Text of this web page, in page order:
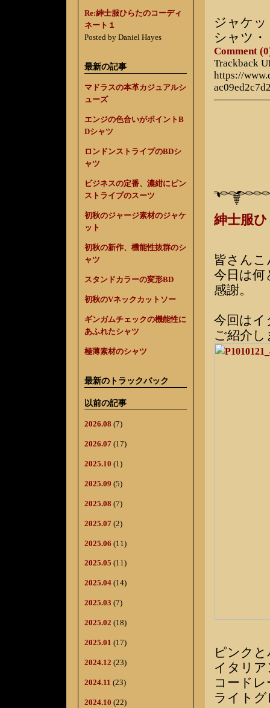
Re:紳士服ひらたのコーディ
ネート１
Posted by Daniel Hayes
最新の記事
マドラスの本革カジュアルシ
ューズ
エンジの色合いがポイントB
Dシャツ
ロンドンストライプのBDシ
ャツ
ビジネスの定番、濃紺にピン
ストライプのスーツ
初秋のジャージ素材のジャケ
ット
初秋の新作、機能性抜群のシ
ャツ
スタンドカラーの変形BD
初秋のVネックカットソー
ギンガムチェックの機能性に
あふれたシャツ
極薄素材のシャツ
最新のトラックバック
以前の記事
2026.08 (7)
2026.07 (17)
2025.10 (1)
2025.09 (5)
2025.08 (7)
2025.07 (2)
2025.06 (11)
2025.05 (11)
2025.04 (14)
2025.03 (7)
2025.02 (18)
2025.01 (17)
2024.12 (23)
2024.11 (23)
2024.10 (22)
ジャケッ
シャツ・
Comment
Trackback
https://
紳士服
皆さん
今日は何
感謝。
今回は
ご紹介し
ピンク
イタリ
コード
ライト